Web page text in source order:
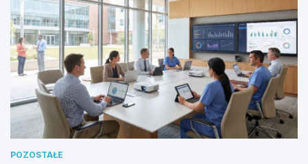
POZOSTAŁE